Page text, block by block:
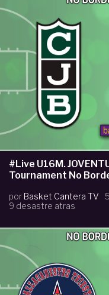
#Live U16M.
Tournament No
por Basket Cantera TV
9 desastre atras